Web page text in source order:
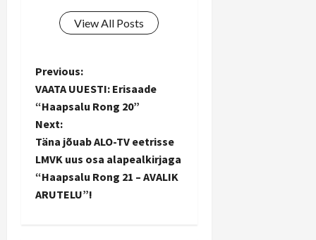
View All Posts
P
o
s
t
n
Previous:
VAATA UUESTI: Erisaade
“Haapsalu Rong 20”
Next:
Täna jõuab ALO-TV eetrisse
LMVK uus osa alapealkirjaga
“Haapsalu Rong 21 – AVALIK
ARUTELU”!